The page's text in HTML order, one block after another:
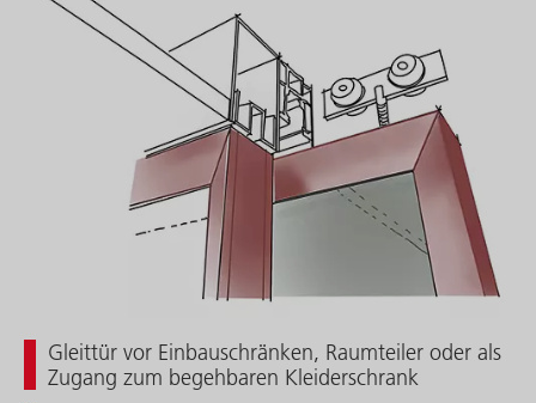
Gleittür vor Einbauschränken, Raumteiler oder als
Zugang zum begehbaren Kleiderschrank